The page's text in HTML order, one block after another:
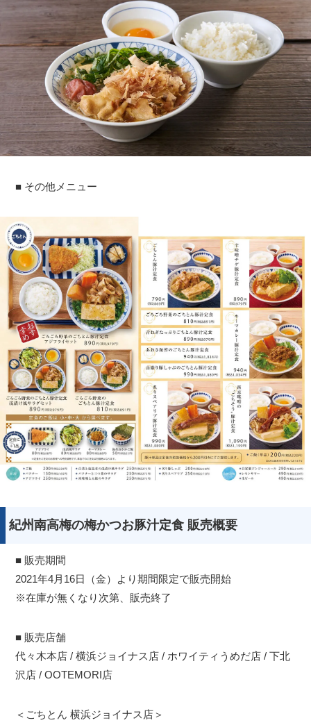
■ その他メニュー
紀州南高梅の梅かつお豚汁定食 販売概要
■ 販売期間
2021年4月16日（金）より期間限定で販売開始
※在庫が無くなり次第、販売終了
■ 販売店舗
代々木本店 / 横浜ジョイナス店 / ホワイティうめだ店 / 下北
沢店 / OOTEMORI店
＜ごちとん 横浜ジョイナス店＞